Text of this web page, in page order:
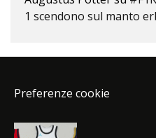
1 scendono sul manto
Preferenze cookie